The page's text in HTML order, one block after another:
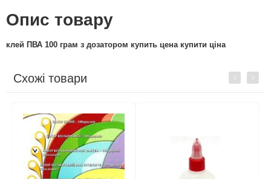
Опис товару
клей ПВА 100 грам з дозатором купить цена купити ціна
Схожі товари Previous
Next